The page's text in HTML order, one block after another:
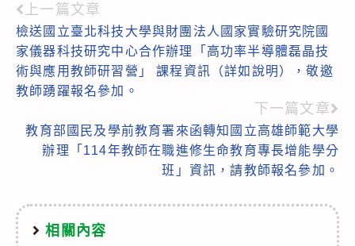
Read
more
articles
上一篇文章
檢送國立臺北科技大學與財團法人國家實驗研究院國
家儀器科技研究中心合作辦理「高功率半導體磊晶技
術與應用教師研習營」 課程資訊（詳如說明），敬邀
教師踴躍報名參加。
下一篇文章
教育部國民及學前教育署來函轉知國立高雄師範大學
辦理「114年教師在職進修生命教育專長增能學分
班」資訊，請教師報名參加。
相關內容